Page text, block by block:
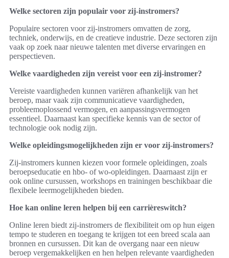
Welke sectoren zijn populair voor zij-instromers?
Populaire sectoren voor zij-instromers omvatten de zorg,
techniek, onderwijs, en de creatieve industrie. Deze sectoren zijn
vaak op zoek naar nieuwe talenten met diverse ervaringen en
perspectieven.
Welke vaardigheden zijn vereist voor een zij-instromer?
Vereiste vaardigheden kunnen variëren afhankelijk van het
beroep, maar vaak zijn communicatieve vaardigheden,
probleemoplossend vermogen, en aanpassingsvermogen
essentieel. Daarnaast kan specifieke kennis van de sector of
technologie ook nodig zijn.
Welke opleidingsmogelijkheden zijn er voor zij-instromers?
Zij-instromers kunnen kiezen voor formele opleidingen, zoals
beroepseducatie en hbo- of wo-opleidingen. Daarnaast zijn er
ook online cursussen, workshops en trainingen beschikbaar die
flexibele leermogelijkheden bieden.
Hoe kan online leren helpen bij een carrièreswitch?
Online leren biedt zij-instromers de flexibiliteit om op hun eigen
tempo te studeren en toegang te krijgen tot een breed scala aan
bronnen en cursussen. Dit kan de overgang naar een nieuw
beroep vergemakkelijken en hen helpen relevante vaardigheden